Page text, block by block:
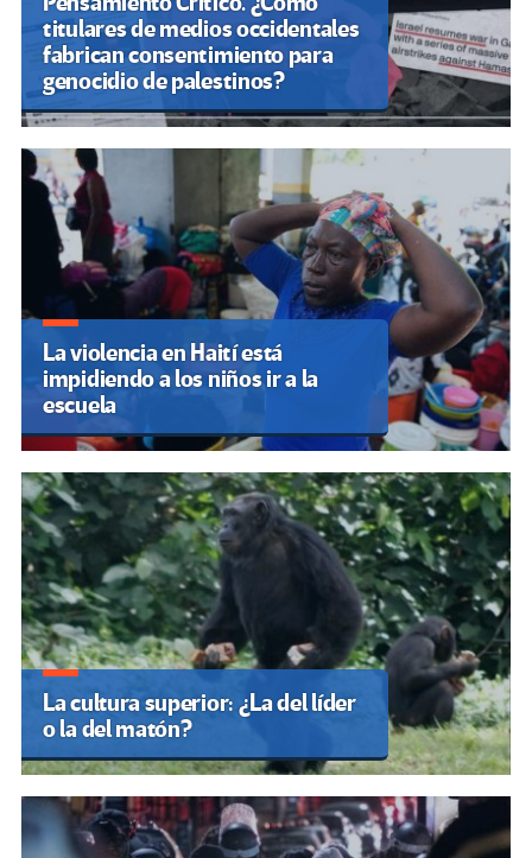
titulares de medios occidentales
fabrican consentimiento para
genocidio de palestinos?
La violencia en Haití está
impidiendo a los niños ir a la
escuela
La cultura superior: ¿La del líder
o la del matón?